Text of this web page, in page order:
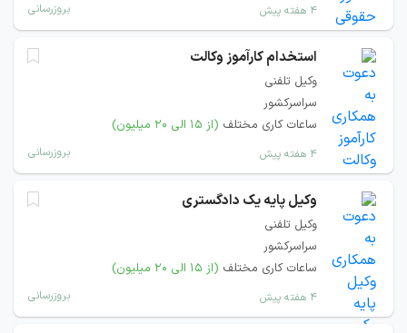
۴ هفته پیش بروزرسانی
استخدام کارآموز وکالت
وکیل تلفنی
سراسرکشور
ساعات کاری مختلف (از ۱۵ الی ۲۰ میلیون)
۴ هفته پیش بروزرسانی
وکیل پایه یک دادگستری
وکیل تلفنی
سراسرکشور
ساعات کاری مختلف (از ۱۵ الی ۲۰ میلیون)
۴ هفته پیش بروزرسانی